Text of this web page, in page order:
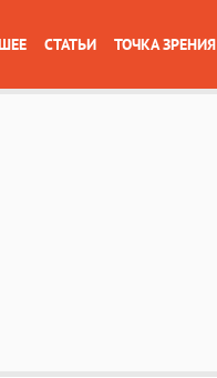
СТАТЬИ ТОЧКА ЗРЕНИЯ